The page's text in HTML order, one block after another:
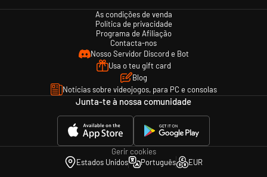
As condições de venda
Política de privacidade
Programa de Afiliação
Contacta-nos
Nosso Servidor Discord e Bot
Usa o teu gift card
Blog
Notícias sobre videojogos, para PC e consolas
Junta-te à nossa comunidade
Gerir cookies
Estados Unidos
Português EUR